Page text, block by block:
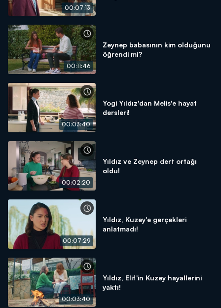
00:07:13
00:11:46
Zeynep babasının kim olduğunu
öğrendi mi?
00:03:40
Yogi Yıldız'dan Melis'e hayat
dersleri!
00:02:20
Yıldız ve Zeynep dert ortağı
oldu!
00:07:29
Yıldız, Kuzey'e gerçekleri
anlatmadı!
00:03:40
Yıldız, Elif'in Kuzey hayallerini
yaktı!